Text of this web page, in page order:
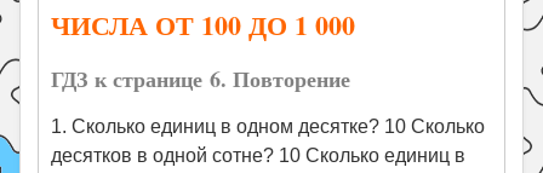
ЧИСЛА ОТ 100 ДО 1 000
ГДЗ к странице 6. Повторение
1. Сколько единиц в одном десятке? 10 Сколько
десятков в одной сотне? 10 Сколько единиц в